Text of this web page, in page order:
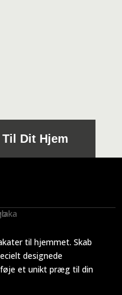
Dit Hjem
til hjemmet. Skab
designede
et unikt præg til din